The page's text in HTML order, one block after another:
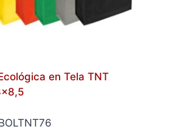
en Tela TNT